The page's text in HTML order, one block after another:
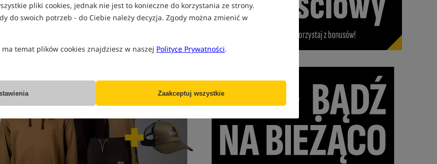
pliki cookies, jednak nie jest to konieczne do korzystania ze strony.
do swoich potrzeb - do Ciebie należy decyzja. Zgody można zmienić w
ma temat plików cookies znajdziesz w naszej Polityce Prywatności.
Zaakceptuj wszystkie